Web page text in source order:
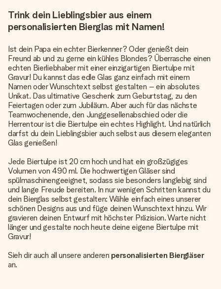
Trink dein Lieblingsbier aus einem
personalisierten Bierglas mit Namen!
Ist dein Papa ein echter Bierkenner? Oder genießt dein
Freund ab und zu gerne ein kühles Blondes? Überrasche einen
echten Bierliebhaber mit einer einzigartigen Biertulpe mit
Gravur! Du kannst das edle Glas ganz einfach mit einem
Namen oder Wunschtext selbst gestalten – ein absolutes
Unikat. Das ultimative Geschenk zum Geburtstag, zu den
Feiertagen oder zum Jubiläum. Aber auch für das nächste
Teamwochenende, den Junggesellenabschied oder die
Herrentour ist die Biertulpe ein echtes Highlight. Und natürlich
darfst du dein Lieblingsbier auch selbst aus diesem eleganten
Glas genießen!
Jede Biertulpe ist 20 cm hoch und hat ein großzügiges
Volumen von 490 ml. Die hochwertigen Gläser sind
spülmaschinengeeignet, sodass sie besonders langlebig sind
und lange Freude bereiten. In nur wenigen Schritten kannst du
dein Bierglas selbst gestalten: Wähle einfach eines unserer
schönen Designs aus und füge deinen Wunschtext hinzu. Wir
gravieren deinen Entwurf mit höchster Präzision. Warte nicht
länger und gestalte noch heute deine eigene Biertulpe mit
Gravur!
Sieh dir auch all unsere anderen personalisierten Biergläser
an.